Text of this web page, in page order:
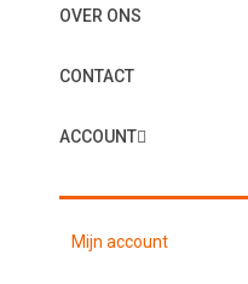
OVER ONS
CONTACT
ACCOUNT
Mijn account